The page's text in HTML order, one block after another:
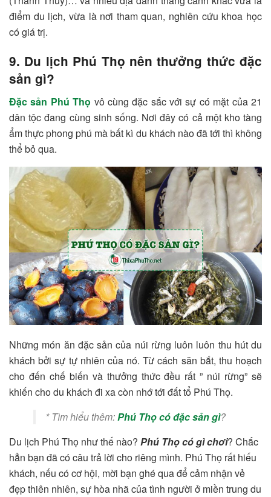
điểm du lịch, vừa là nơi tham quan, nghiên cứu khoa học
có giá trị.
9. Du lịch Phú Thọ nên thưởng thức đặc
sản gì?
Đặc sản Phú Thọ vô cùng đặc sắc với sự có mặt của 21
dân tộc đang cùng sinh sống. Nơi đây có cả một kho tàng
ẩm thực phong phú mà bất kì du khách nào đã tới thì không
thể bỏ qua.
Những món ăn đặc sản của núi rừng luôn luôn thu hút du
khách bởi sự tự nhiên của nó. Từ cách săn bắt, thu hoạch
cho đến chế biến và thưởng thức đều rất ” núi rừng” sẽ
khiến cho du khách đi xa còn nhớ tới đất tổ Phú Thọ.
* Tìm hiểu thêm:Phú Thọ có đặc sản gì?
Du lịch Phú Thọ như thế nào? Phú Thọ có gì chơi? Chắc
hẳn bạn đã có câu trả lời cho riêng mình. Phú Thọ rất hiếu
khách, nếu có cơ hội, mời bạn ghé qua để cảm nhận vẻ
đẹp thiên nhiên, sự hòa nhã của tình người ở miền trung du